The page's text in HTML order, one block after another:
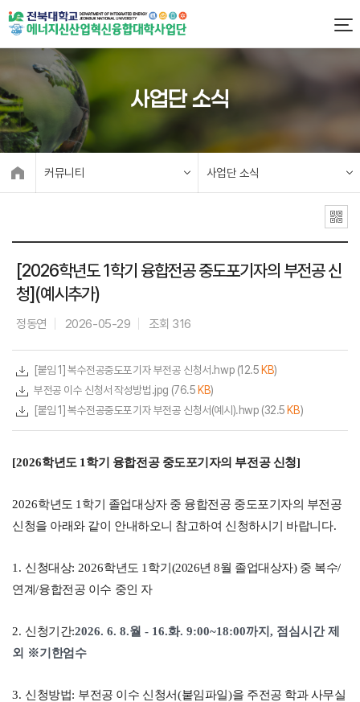
사업단 소식
커뮤니티 사업단 소식
[2026학년도 1학기 융합전공 중도포기자의 부전공 신
청](예시추가)
정동연 2026-05-29 조회 316
[붙임 1] 복수전공중도포기자 부전공 신청서.hwp (12.5 KB)
부전공 이수 신청서 작성방법.jpg (76.5 KB)
[붙임 1] 복수전공중도포기자 부전공 신청서(예시).hwp (32.5 KB)
[2026학년도 1 학기 융합전공 중도포기자의 부전공 신청]
2026학년도 1 학기 졸업대상자 중 융합전공 중도포기자의 부전공
신청을 아래와 같이 안내하오니 참고하여 신청하시기 바랍니다.
1. 신청대상: 2026학년도 1 학기(2026년 8월 졸업대상자) 중 복수/
연계/융합전공 이수 중인 자
2. 신청기간:2026. 6. 8.월 - 16.화. 9:00~18:00까지, 점심시간 제
외 ※기한엄수
3. 신청방법: 부전공 이수 신청서(붙임파일)을 주전공 학과 사무실